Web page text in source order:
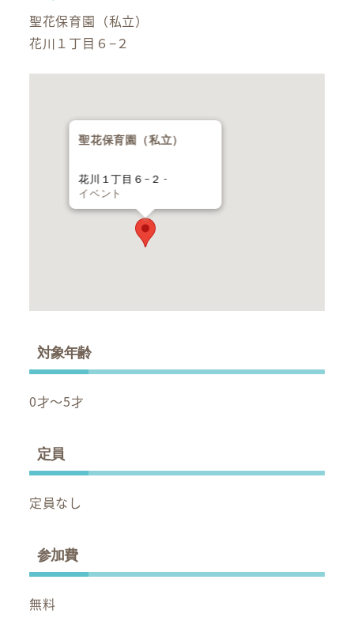
聖花保育園（私立）
花川１丁目６−２
聖花保育園（私立）
花川１丁目６−２ -
イベント
対象年齢
0才～5才
定員
定員なし
参加費
無料